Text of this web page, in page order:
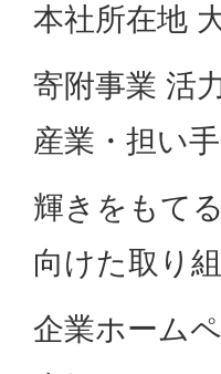
本社所在地
寄附事業 活
産業・担い
輝きをもて
向けた取り組
企業ホーム